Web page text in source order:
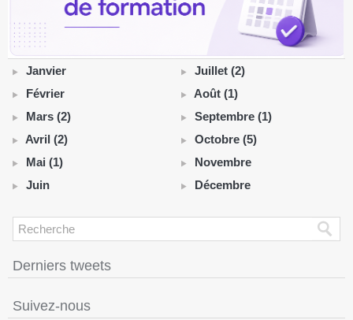
Janvier
Février
Mars (2)
Avril (2)
Mai (1)
Juin
Juillet (2)
Août (1)
Septembre (1)
Octobre (5)
Novembre
Décembre
Derniers tweets
Suivez-nous